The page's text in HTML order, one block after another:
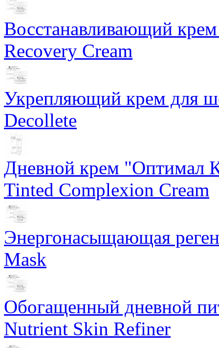
Восстанавливающий
Recovery Cream
Укрепляющий крем для
Decollete
Дневной крем "Оптимал
Tinted Complexion Cream
Энергонасыщающая
Mask
Обогащенный дневной
Nutrient Skin Refiner